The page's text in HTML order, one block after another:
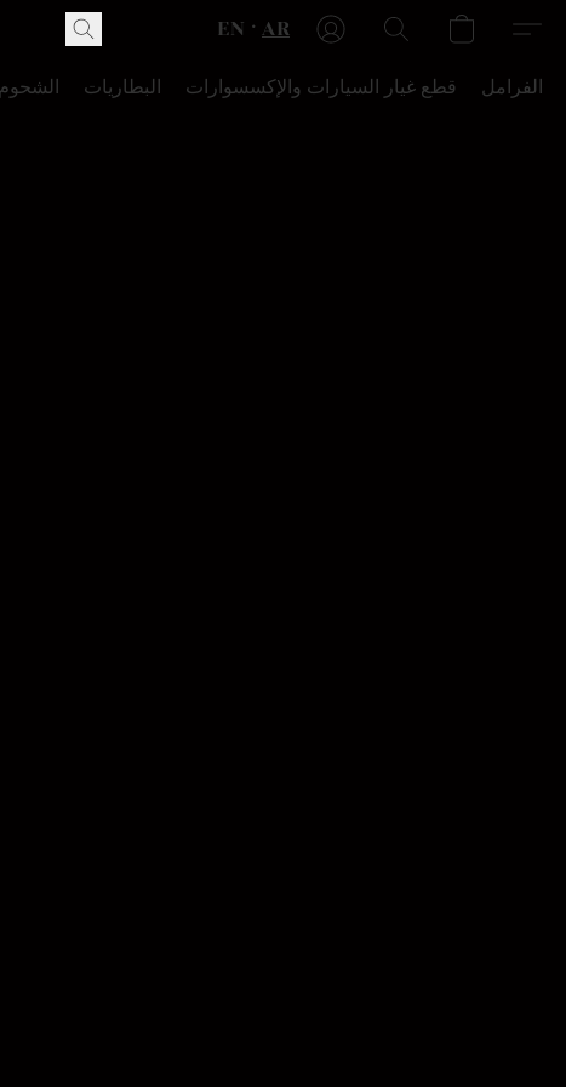
EN AR
البطاريات قطع غيار السيارات والإكسسوارات الفرامل